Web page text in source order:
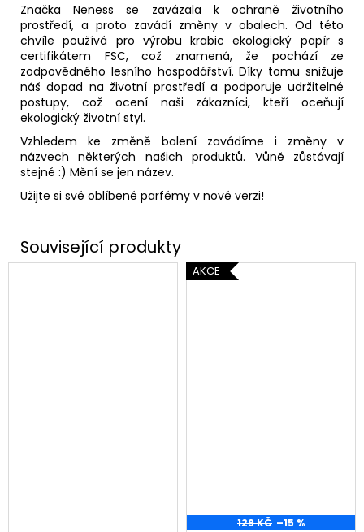
Značka Neness se zavázala k ochraně životního
prostředí, a proto zavádí změny v obalech. Od této
chvíle používá pro výrobu krabic ekologický papír s
certifikátem FSC, což znamená, že pochází ze
zodpovědného lesního hospodářství. Díky tomu snižuje
náš dopad na životní prostředí a podporuje udržitelné
postupy, což ocení naši zákazníci, kteří oceňují
ekologický životní styl.
Vzhledem ke změně balení zavádíme i změny v
názvech některých našich produktů. Vůně zůstávají
stejné :) Mění se jen název.
Užijte si své oblíbené parfémy v nové verzi!
AKCE
129 KČ –15 %